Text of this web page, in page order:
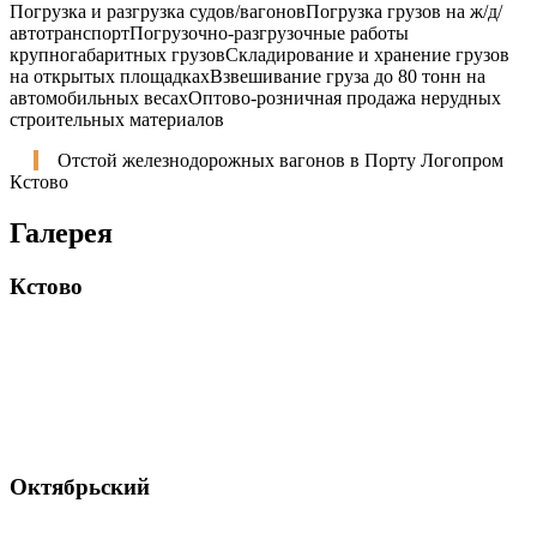
Погрузка и разгрузка судов/вагоновПогрузка грузов на ж/д/
автотранспортПогрузочно-разгрузочные работы
крупногабаритных грузовСкладирование и хранение грузов
на открытых площадкахВзвешивание груза до 80 тонн на
автомобильных весахОптово-розничная продажа нерудных
строительных материалов
Отстой железнодорожных вагонов в Порту Логопром
Кстово
Галерея
Кстово
Октябрьский